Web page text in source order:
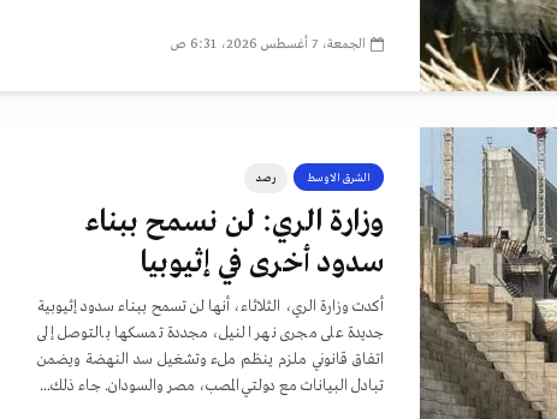
الجمعة، 7 أغسطس 2026، 6:31 ص
الشرق الاوسط رصد
وزارة الري: لن نسمح ببناء
سدود أخرى في إثيوبيا
أكدت وزارة الري، الثلاثاء، أنها لن تسمح ببناء سدود إثيوبية
جديدة على مجرى نهر النيل، مجددة تمسكها بالتوصل إلى
اتفاق قانوني ملزم ينظم ملء وتشغيل سد النهضة ويضمن
تبادل البيانات مع دولتي المصب، مصر والسودان. جاء ذلك...